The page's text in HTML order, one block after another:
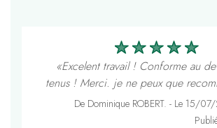
«Excelent travail ! Conforme au
tenus ! Merci. je ne peux que
De Dominique ROBERT. - Le 15/